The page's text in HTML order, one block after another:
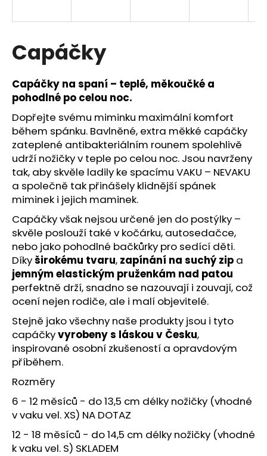
Capáčky
Capáčky na spaní – teplé, měkoučké a
pohodlné po celou noc.
Dopřejte svému miminku maximální komfort
během spánku. Bavlněné, extra měkké capáčky
zateplené antibakteriálním rounem spolehlivě
udrží nožičky v teple po celou noc. Jsou navrženy
tak, aby skvěle ladily ke spacímu VAKU – NEVAKU
a společně tak přinášely klidnější spánek
miminek i jejich maminek.
Capáčky však nejsou určené jen do postýlky –
skvěle poslouží také v kočárku, autosedačce,
nebo jako pohodlné bačkůrky pro sedící děti.
Díkyširokému tvaru, zapínání na suchý zip a
jemným elastickým pruženkám nad patou
perfektně drží, snadno se nazouvají i zouvají, což
ocení nejen rodiče, ale i malí objevitelé.
Stejně jako všechny naše produkty jsou i tyto
capáčkyvyrobeny s láskou v Česku,
inspirované osobní zkušeností a opravdovým
příběhem.
Rozměry
6 - 12 měsíců - do 13,5 cm délky nožičky (vhodné
v vaku vel. XS) NA DOTAZ
12 - 18 měsíců - do 14,5 cm délky nožičky (vhodné
k vaku vel. S) SKLADEM
í
t
?
HLEDAT